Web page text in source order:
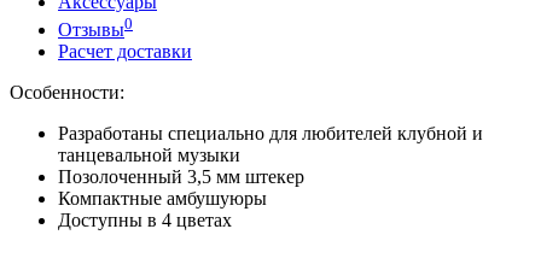
Отзывы0
Расчет доставки
Особенности:
Разработаны специально для любителей клубной и
танцевальной музыки
Позолоченный 3,5 мм штекер
Компактные амбушуюры
Доступны в 4 цветах